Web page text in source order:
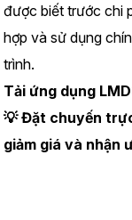
được biết trước chi
hợp và sử dụng
trình.
Tải ứng dụng
💡 Đặt chuyến
giảm giá và nhận